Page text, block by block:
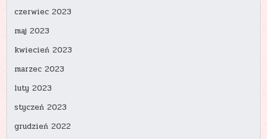
czerwiec 2023
maj 2023
kwiecień 2023
marzec 2023
luty 2023
styczeń 2023
grudzień 2022